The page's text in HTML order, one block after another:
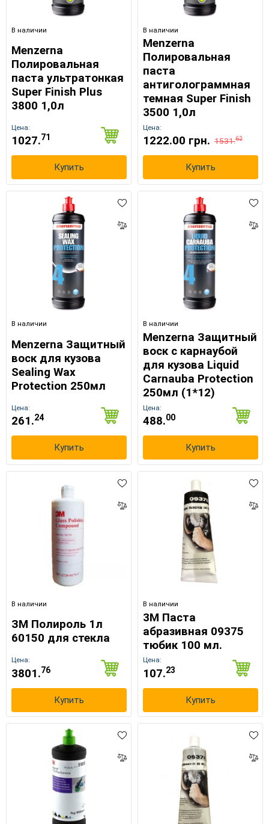
В наличии
Menzerna
Полировальная
паста ультратонкая
Super Finish Plus
3800 1,0л
Цена:
1027.71
Купить
В наличии
Menzerna
Полировальная
паста
антиголограммная
темная Super Finish
3500 1,0л
Цена:
1222.00 грн. 1531.62
Купить
В наличии
Menzerna Защитный
воск для кузова
Sealing Wax
Protection 250мл
Цена:
261.24
Купить
В наличии
Menzerna Защитный
воск с карнаубой
для кузова Liquid
Carnauba Protection
250мл (1*12)
Цена:
488.00
Купить
В наличии
ЗМ Полироль 1л
60150 для стекла
Цена:
3801.76
Купить
В наличии
3M Паста
абразивная 09375
тюбик 100 мл.
Цена:
107.23
Купить